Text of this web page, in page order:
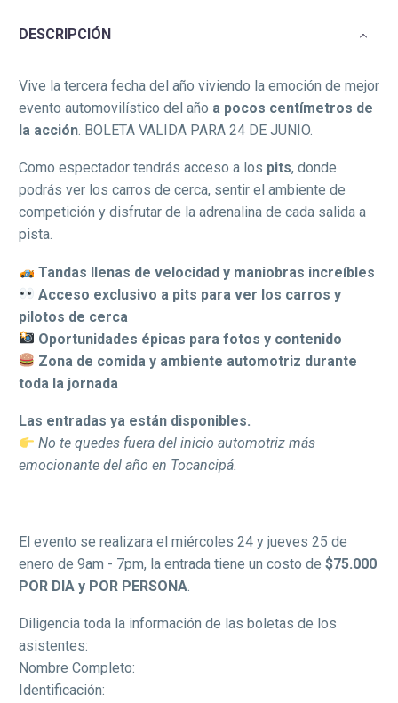
DESCRIPCIÓN
Vive la tercera fecha del año viviendo la emoción de mejor
evento automovilístico del año a pocos centímetros de
la acción . BOLETA VALIDA PARA 24 DE JUNIO.
Como espectador tendrás acceso a los pits, donde
podrás ver los carros de cerca, sentir el ambiente de
competición y disfrutar de la adrenalina de cada salida a
pista.
Tandas llenas de velocidad y maniobras increíbles
Acceso exclusivo a pits para ver los carros y
pilotos de cerca
Oportunidades épicas para fotos y contenido
Zona de comida y ambiente automotriz durante
toda la jornada
Las entradas ya están disponibles.
No te quedes fuera del inicio automotriz más
emocionante del año en Tocancipá.
El evento se realizara el miércoles 24 y jueves 25 de
enero de 9am - 7pm, la entrada tiene un costo de $75.000
POR DIA y POR PERSONA
Diligencia toda la información de las boletas de los
asistentes:
Nombre Completo:
Identificación: